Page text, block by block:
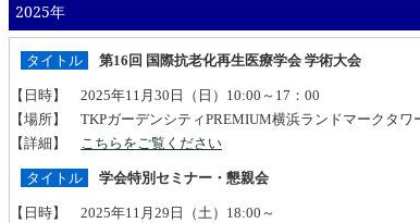
2025年
タイトル 第16回 国際抗老化再生医療学会 学術大会
【日時】 2025年11月30日（日）10:00～17：00
【場所】 TKPガーデンシティPREMIUM横浜ランドマークタ
【詳細】 こちらをご覧ください
タイトル 学会特別セミナー・懇親会
【日時】 2025年11月29日（土）18:00～